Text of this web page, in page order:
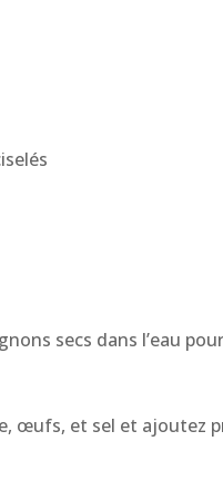
secs dans l’eau
œufs, et sel et ajoutez